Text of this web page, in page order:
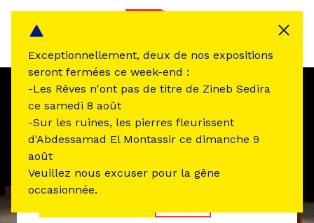
Exceptionnellement, deux de nos expositions
seront fermées ce week-end :
-Les Rêves n'ont pas de titre de Zineb Sedira
ce samedi 8 août
-Sur les ruines, les pierres fleurissent
d'Abdessamad El Montassir ce dimanche 9
août
Veuillez nous excuser pour la gêne
occasionnée.
Panneau de gestion des cookies